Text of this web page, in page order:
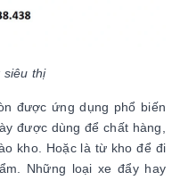
siêu thị
được ứng dụng phổ biến
được dùng để chất hàng,
kho. Hoặc là từ kho để đi
Những loại xe đẩy hay